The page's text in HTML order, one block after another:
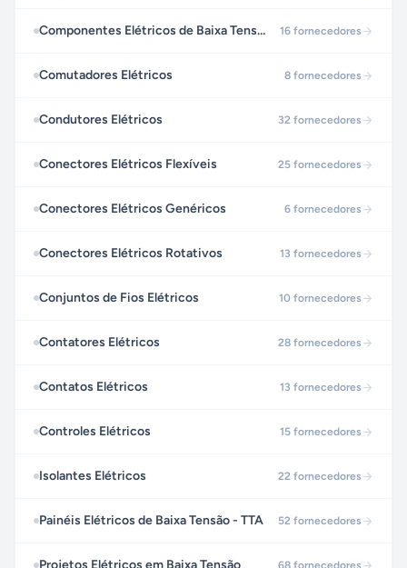
Componentes Elétricos de Baixa Tensão 16 fornecedores
Comutadores Elétricos 8 fornecedores
Condutores Elétricos 32 fornecedores
Conectores Elétricos Flexíveis 25 fornecedores
Conectores Elétricos Genéricos 6 fornecedores
Conectores Elétricos Rotativos 13 fornecedores
Conjuntos de Fios Elétricos 10 fornecedores
Contatores Elétricos 28 fornecedores
Contatos Elétricos 13 fornecedores
Controles Elétricos 15 fornecedores
Isolantes Elétricos 22 fornecedores
Painéis Elétricos de Baixa Tensão - TTA 52 fornecedores
Projetos Elétricos em Baixa Tensão 68 fornecedores